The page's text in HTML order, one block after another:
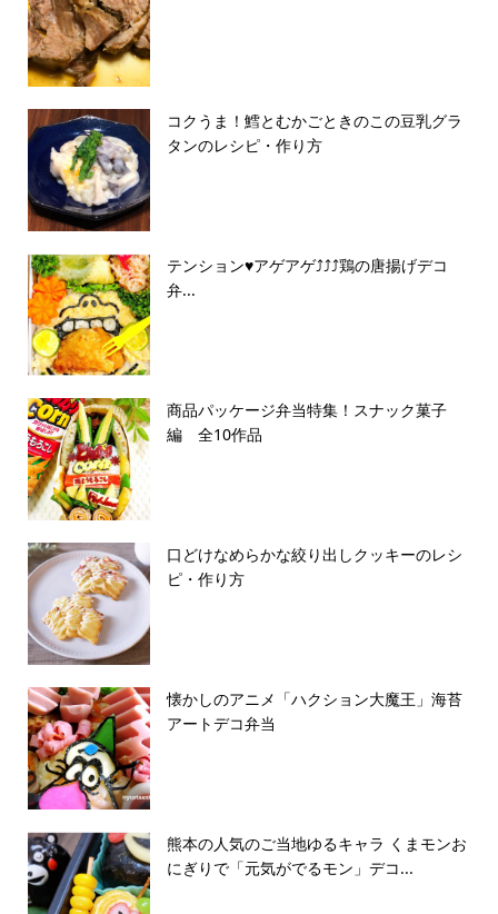
コクうま！鱈とむかごときのこの豆乳グラ
タンのレシピ・作り方
テンション♥アゲアゲ⤴︎⤴︎⤴︎鶏の唐揚げデコ
弁...
商品パッケージ弁当特集！スナック菓子
編 全10作品
口どけなめらかな絞り出しクッキーのレシ
ピ・作り方
懐かしのアニメ「ハクション大魔王」海苔
アートデコ弁当
熊本の人気のご当地ゆるキャラ くまモンお
にぎりで「元気がでるモン」デコ...